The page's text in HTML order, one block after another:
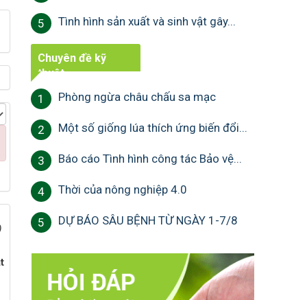
5 Tình hình sản xuất và sinh vật gây...
Chuyên đề kỹ
thuật
1 Phòng ngừa châu chấu sa mạc
2 Một số giống lúa thích ứng biến đổi...
3 Báo cáo Tình hình công tác Bảo vệ...
4 Thời của nông nghiệp 4.0
5 DỰ BÁO SÂU BỆNH TỪ NGÀY 1-7/8